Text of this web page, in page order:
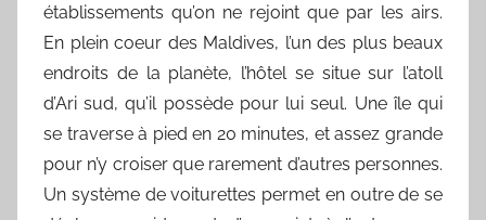
établissements qu’on ne rejoint que par les airs.
En plein coeur des Maldives, l’un des plus beaux
endroits de la planète, l’hôtel se situe sur l’atoll
d’Ari sud, qu’il possède pour lui seul. Une île qui
se traverse à pied en 20 minutes, et assez grande
pour n’y croiser que rarement d’autres personnes.
Un système de voiturettes permet en outre de se